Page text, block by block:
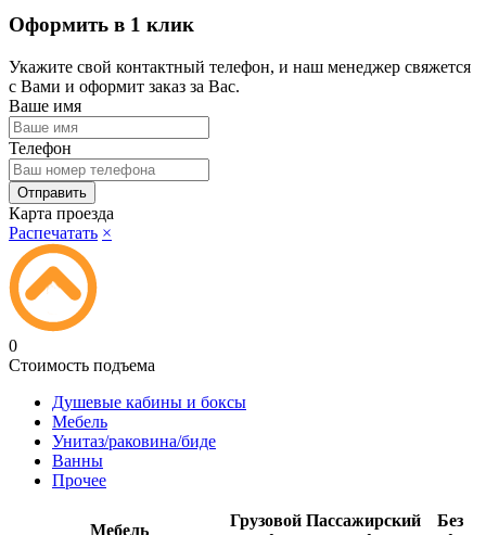
Оформить в 1 клик
Укажите свой контактный телефон, и наш менеджер свяжется
с Вами и оформит заказ за Вас.
Ваше имя
Телефон
Карта проезда
Распечатать ×
0
Стоимость подъема
Душевые кабины и боксы
Мебель
Унитаз/раковина/биде
Ванны
Прочее
Мебель
Грузовой Пассажирский
Без